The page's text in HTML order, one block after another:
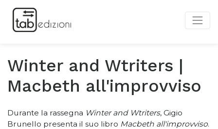
Winter and Wtriters |
Macbeth all'improvviso
Durante la rassegna Winter and Wtriters, Gigio
Brunello presenta il suo libro Macbeth all'improvviso.